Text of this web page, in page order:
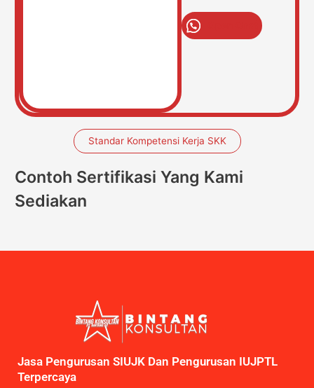
Standar Kompetensi Kerja SKK
Contoh Sertifikasi Yang Kami
Sediakan
Jasa Pengurusan SIUJK Dan Pengurusan IUJPTL
Terpercaya